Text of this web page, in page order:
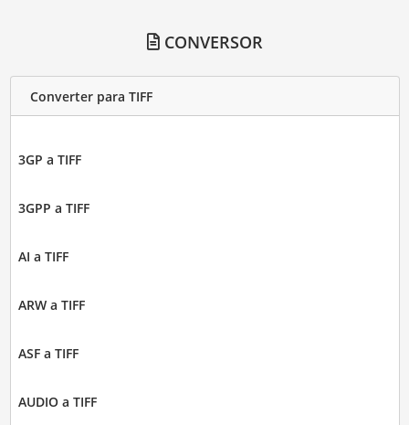
CONVERSOR
Converter para TIFF
3GP a TIFF
3GPP a TIFF
AI a TIFF
ARW a TIFF
ASF a TIFF
AUDIO a TIFF